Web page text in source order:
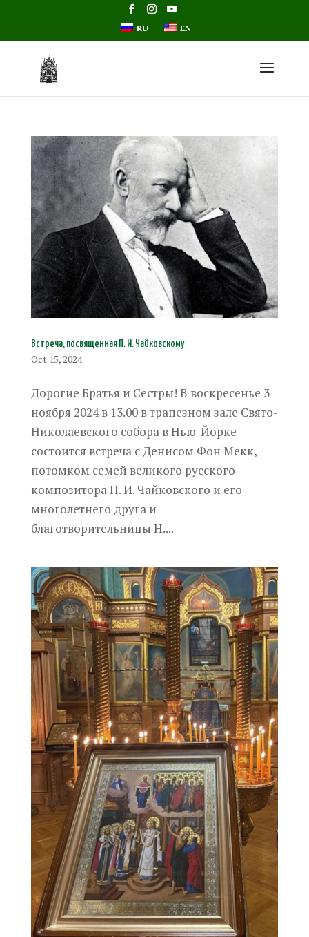
RU EN
Встреча, посвященная П. И. Чайковскому
Oct 15, 2024
Дорогие Братья и Сестры! В воскресенье 3
ноября 2024 в 13.00 в трапезном зале Свято-
Николаевского собора в Нью-Йорке
состоится встреча с Денисом Фон Мекк,
потомком семей великого русского
композитора П. И. Чайковского и его
многолетнего друга и
благотворительницы Н....